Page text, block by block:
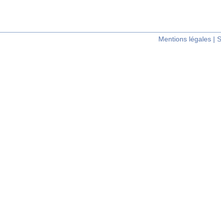
Mentions légales |